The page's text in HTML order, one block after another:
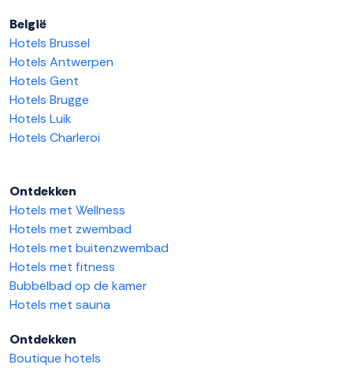
België
Hotels Brussel
Hotels Antwerpen
Hotels Gent
Hotels Brugge
Hotels Luik
Hotels Charleroi
Ontdekken
Hotels met Wellness
Hotels met zwembad
Hotels met buitenzwembad
Hotels met fitness
Bubbelbad op de kamer
Hotels met sauna
Ontdekken
Boutique hotels